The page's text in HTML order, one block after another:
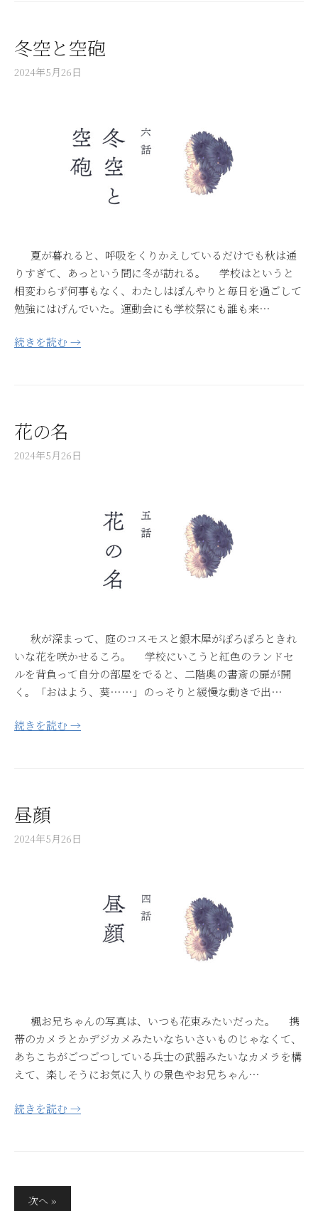
冬空と空砲
2024年5月26日
夏が暮れると、呼吸をくりかえしているだけでも秋は通
りすぎて、あっという間に冬が訪れる。 学校はというと
相変わらず何事もなく、わたしはぼんやりと毎日を過ごして
勉強にはげんでいた。運動会にも学校祭にも誰も来…
続きを読む →
花の名
2024年5月26日
秋が深まって、庭のコスモスと銀木犀がぽろぽろときれ
いな花を咲かせるころ。 学校にいこうと紅色のランドセ
ルを背負って自分の部屋をでると、二階奥の書斎の扉が開
く。「おはよう、葵……」のっそりと緩慢な動きで出…
続きを読む →
昼顔
2024年5月26日
楓お兄ちゃんの写真は、いつも花束みたいだった。 携
帯のカメラとかデジカメみたいなちいさいものじゃなくて、
あちこちがごつごつしている兵士の武器みたいなカメラを構
えて、楽しそうにお気に入りの景色やお兄ちゃん…
続きを読む →
次へ »